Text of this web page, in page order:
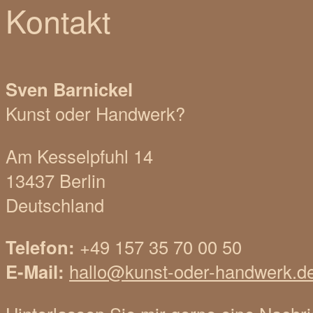
Kontakt
Sven Barnickel
Kunst oder Handwerk?
Am Kesselpfuhl 14
13437 Berlin
Deutschland
Telefon: +49 157 35 70 00 50
E-Mail: hallo@kunst-oder-